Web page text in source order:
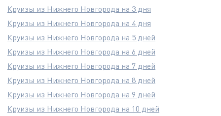
Круизы из Нижнего Новгорода на 3 дня
Круизы из Нижнего Новгорода на 4 дня
Круизы из Нижнего Новгорода на 5 дней
Круизы из Нижнего Новгорода на 6 дней
Круизы из Нижнего Новгорода на 7 дней
Круизы из Нижнего Новгорода на 8 дней
Круизы из Нижнего Новгорода на 9 дней
Круизы из Нижнего Новгорода на 10 дней